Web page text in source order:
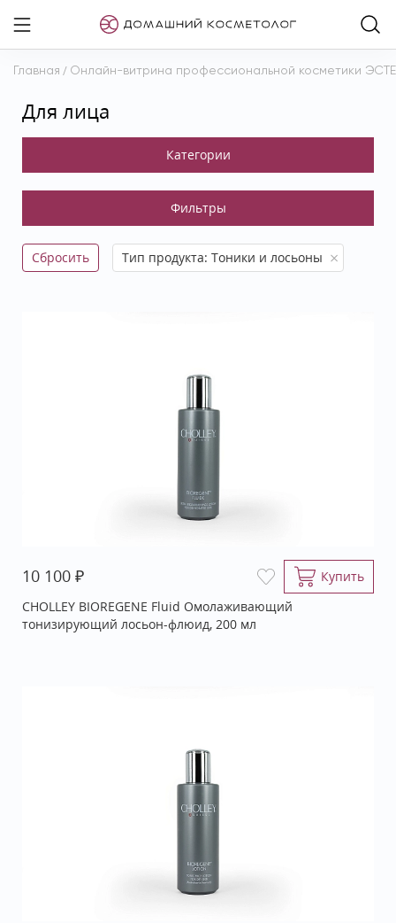
Главная / Онлайн-витрина профессиональной косметики
Для лица
Сбросить Тип продукта: Тоники и лосьоны
10 100 ₽
Купить
CHOLLEY BIOREGENE Fluid Омолаживающий
тонизирующий лосьон-флюид, 200 мл